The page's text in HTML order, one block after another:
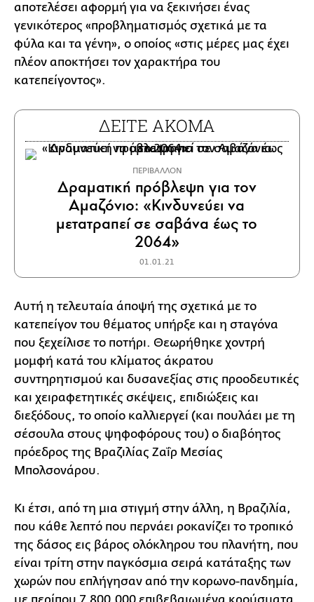
αποτελέσει αφορμή για να ξεκινήσει ένας
γενικότερος «προβληματισμός σχετικά με τα
φύλα και τα γένη», ο οποίος «στις μέρες μας έχει
πλέον αποκτήσει τον χαρακτήρα του
κατεπείγοντος».
ΔΕΙΤΕ ΑΚΟΜΑ
ΠΕΡΙΒΑΛΛΟΝ
Δραματική πρόβλεψη για τον
Αμαζόνιο: «Κινδυνεύει να
μετατραπεί σε σαβάνα έως το
2064»
01.01.21
Αυτή η τελευταία άποψή της σχετικά με το
κατεπείγον του θέματος υπήρξε και η σταγόνα
που ξεχείλισε το ποτήρι. Θεωρήθηκε χοντρή
μομφή κατά του κλίματος άκρατου
συντηρητισμού και δυσανεξίας στις προοδευτικές
και χειραφετητικές σκέψεις, επιδιώξεις και
διεξόδους, το οποίο καλλιεργεί (και πουλάει με τη
σέσουλα στους ψηφοφόρους του) ο διαβόητος
πρόεδρος της Βραζιλίας Ζαΐρ Μεσίας
Μπολσονάρου.
Κι έτσι, από τη μια στιγμή στην άλλη, η Βραζιλία,
που κάθε λεπτό που περνάει ροκανίζει το τροπικό
της δάσος εις βάρος ολόκληρου του πλανήτη, που
είναι τρίτη στην παγκόσμια σειρά κατάταξης των
χωρών που επλήγησαν από την κορωνο-πανδημία,